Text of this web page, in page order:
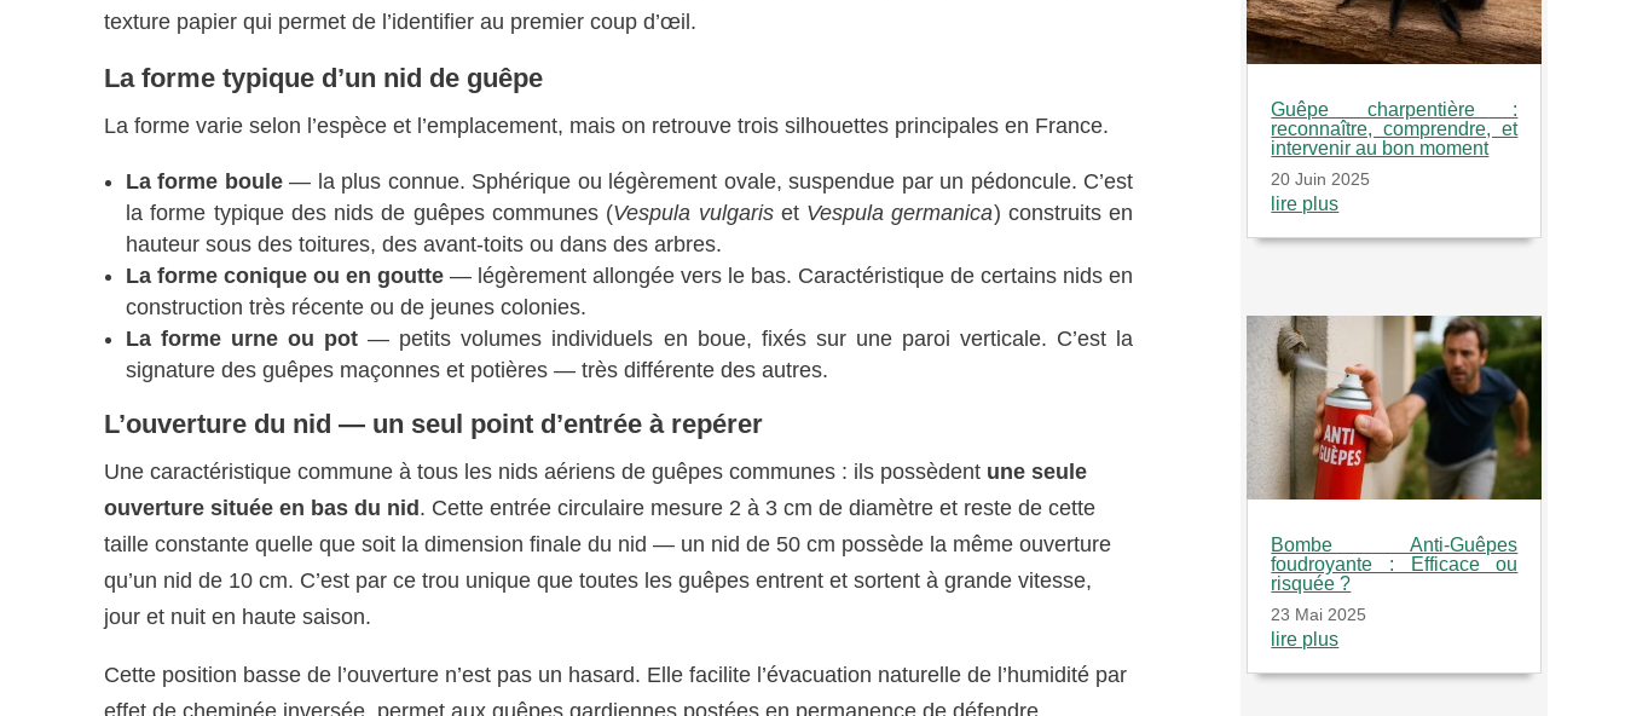
texture papier qui permet de l’identifier au premier coup d’œil.
La forme typique d’un nid de guêpe
La forme varie selon l’espèce et l’emplacement, mais on retrouve trois silhouettes principales en France.
La forme boule— la plus connue. Sphérique ou légèrement ovale, suspendue par un pédoncule. C’est
la forme typique des nids de guêpes communes (Vespula vulgariset Vespula germanica) construits en
hauteur sous des toitures, des avant-toits ou dans des arbres.
La forme conique ou en goutte — légèrement allongée vers le bas. Caractéristique de certains nids en
construction très récente ou de jeunes colonies.
La forme urne ou pot — petits volumes individuels en boue, fixés sur une paroi verticale. C’est la
signature des guêpes maçonnes et potières — très différente des autres.
L’ouverture du nid — un seul point d’entrée à repérer
Une caractéristique commune à tous les nids aériens de guêpes communes : ils possèdent une seule
ouverture située en bas du nid . Cette entrée circulaire mesure 2 à 3 cm de diamètre et reste de cette
taille constante quelle que soit la dimension finale du nid — un nid de 50 cm possède la même ouverture
qu’un nid de 10 cm. C’est par ce trou unique que toutes les guêpes entrent et sortent à grande vitesse,
jour et nuit en haute saison.
Cette position basse de l’ouverture n’est pas un hasard. Elle facilite l’évacuation naturelle de l’humidité par
Guêpe charpentière :
reconnaître, comprendre, et
intervenir au bon moment
20 Juin 2025
lire plus
Bombe Anti-Guêpes
foudroyante : Efficace ou
risquée ?
23 Mai 2025
lire plus